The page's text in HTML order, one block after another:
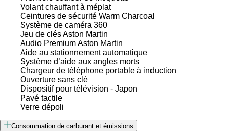
Volant chauffant à méplat
Ceintures de sécurité Warm Charcoal
Système de caméra 360
Jeu de clés Aston Martin
Audio Premium Aston Martin
Aide au stationnement automatique
Système d’aide aux angles morts
Chargeur de téléphone portable à induction
Ouverture sans clé
Dispositif pour télévision - Japon
Pavé tactile
Verre dépoli
Consommation de carburant et émissions